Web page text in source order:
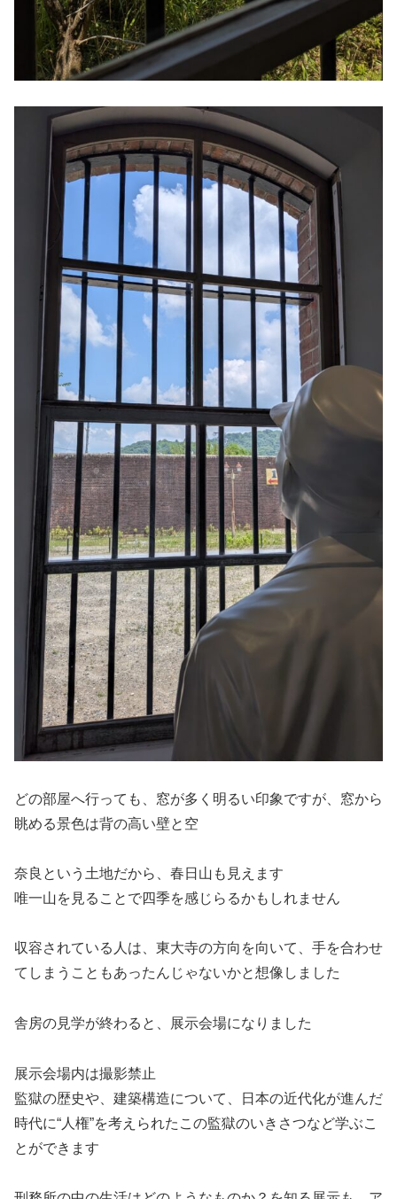
どの部屋へ行っても、窓が多く明るい印象ですが、窓から
眺める景色は背の高い壁と空
奈良という土地だから、春日山も見えます
唯一山を見ることで四季を感じらるかもしれません
収容されている人は、東大寺の方向を向いて、手を合わせ
てしまうこともあったんじゃないかと想像しました
舎房の見学が終わると、展示会場になりました
展示会場内は撮影禁止
監獄の歴史や、建築構造について、日本の近代化が進んだ
時代に“人権”を考えられたこの監獄のいきさつなど学ぶこ
とができます